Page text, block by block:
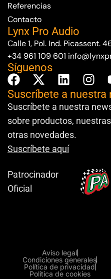
Referencias
Contacto
Lynx Pro Audio
Calle 1, Pol. Ind. Picassent.
+34 961 109 601
Síguenos
Suscríbete a nuestra
Suscríbete a nuestra
sobre productos,
otras novedades.
Suscríbete aquí
Patrocinador
Oficial
Aviso legal
Condiciones generales
Política de privacidad
Política de cookies